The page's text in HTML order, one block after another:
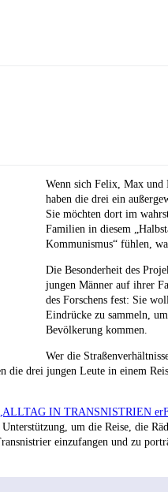
Wenn sich Felix, Max und
haben die drei ein
Sie möchten dort im
Familien in diesem
Kommunismus“ fühlen,
Die Besonderheit des
jungen Männer auf ihrer
des Forschens fest: Sie
Eindrücke zu sammeln,
Bevölkerung kommen.
Wer die
die drei jungen Leute in einem
IN TRANSNISTRIEN
um die Reise, die
einzufangen und zu